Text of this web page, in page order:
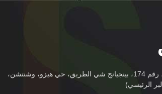
الطابق 4th، رقم 174، بينجيانج شي الطريق، حي هيزو، وشنتشن،
الرئيسي)